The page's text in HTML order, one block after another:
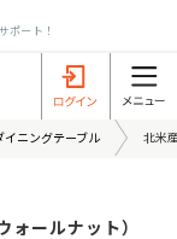
ポート！
イニングテーブル 北米
ォールナット）